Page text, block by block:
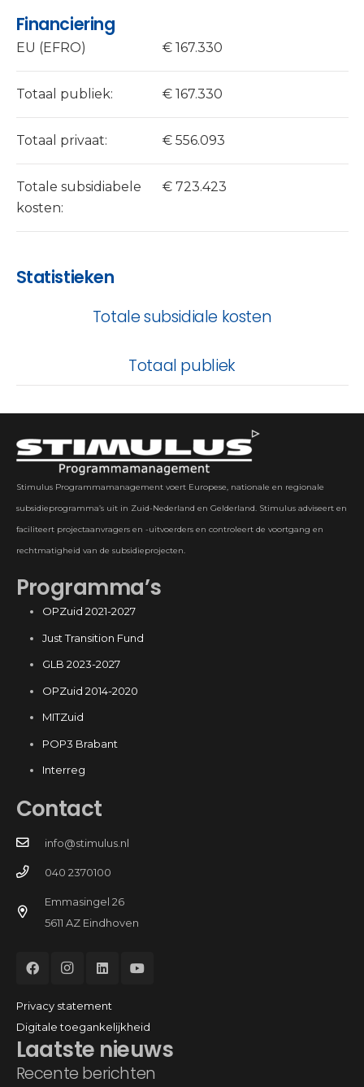
Financiering
EU (EFRO) € 167.330
Totaal publiek: € 167.330
Totaal privaat: € 556.093
Totale subsidiabele
kosten:
€ 723.423
Statistieken
Totale subsidiale kosten
Totaal publiek
Stimulus Programmamanagement voert Europese, nationale en regionale
subsidieprogramma’s uit in Zuid-Nederland en Gelderland. Stimulus adviseert en
faciliteert projectaanvragers en -uitvoerders en controleert de voortgang en
rechtmatigheid van de subsidieprojecten.
Programma’s
OPZuid 2021-2027
Just Transition Fund
GLB 2023-2027
OPZuid 2014-2020
MITZuid
POP3 Brabant
Interreg
Laatste nieuws
Recente berichten
Contact
info@stimulus.nl
040 2370100
Emmasingel 26
5611 AZ Eindhoven
Privacy statement
Digitale toegankelijkheid